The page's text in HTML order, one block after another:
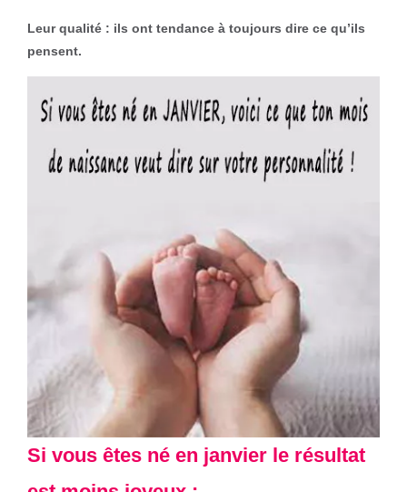
Leur qualité : ils ont tendance à toujours dire ce qu’ils
pensent.
Si vous êtes né en janvier le résultat